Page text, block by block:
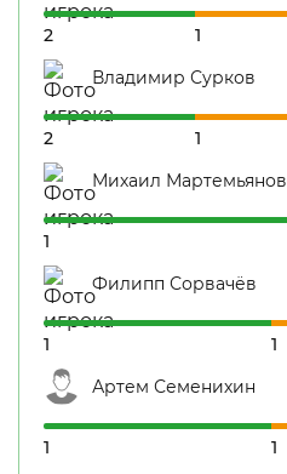
2
1
Владимир Сурков
2
1
Михаил Мартемьянов
1
Филипп Сорвачёв
1
1
Артем Семенихин
1
1